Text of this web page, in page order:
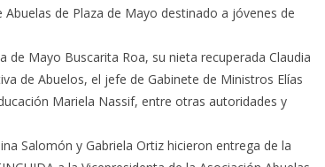
Abuelas de Plaza de Mayo destinado a jóvenes de
de Mayo Buscarita Roa, su nieta recuperada Claudia
de Abuelos, el jefe de Gabinete de Ministros Elías
Mariela Nassif, entre otras autoridades y
Salomón y Gabriela Ortiz hicieron entrega de la